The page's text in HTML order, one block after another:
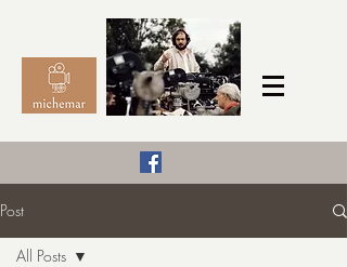
michemar
Post
All Posts